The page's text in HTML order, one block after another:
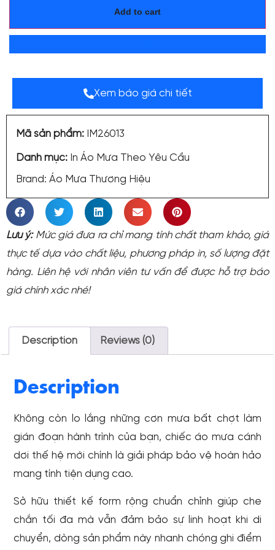
Add to cart
Xem báo giá chi tiết
Mã sản phẩm: IM26013
Danh mục: In Áo Mưa Theo Yêu Cầu
Brand: Áo Mưa Thương Hiệu
Lưu ý:Mức giá đưa ra chỉ mang tính chất tham khảo, giá
thực tế dựa vào chất liệu, phương pháp in, số lượng đặt
hàng. Liên hệ với nhân viên tư vấn để được hỗ trợ báo
giá chính xác nhé!
Description Reviews (0)
Description
Không còn lo lắng những cơn mưa bất chợt làm
gián đoạn hành trình của bạn, chiếc áo mưa cánh
dơi thế hệ mới chính là giải pháp bảo vệ hoàn hảo
mang tính tiện dụng cao.
Sở hữu thiết kế form rộng chuẩn chỉnh giúp che
chắn tối đa mà vẫn đảm bảo sự linh hoạt khi di
chuyển, dòng sản phẩm này nhanh chóng ghi điểm